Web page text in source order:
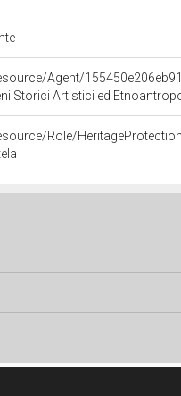
Agent/
Storici Artistici ed
Role/